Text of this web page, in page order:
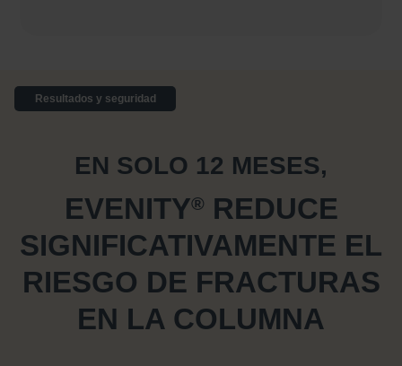
Resultados y seguridad
EN SOLO 12 MESES,
EVENITY® REDUCE
SIGNIFICATIVAMENTE EL
RIESGO DE FRACTURAS
EN LA COLUMNA